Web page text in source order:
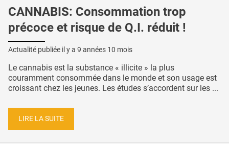
CANNABIS: Consommation trop
précoce et risque de Q.I. réduit !
Actualité publiée il y a 9 années 10 mois
Le cannabis est la substance « illicite » la plus
couramment consommée dans le monde et son usage est
croissant chez les jeunes. Les études s’accordent sur les ...
LIRE LA SUITE